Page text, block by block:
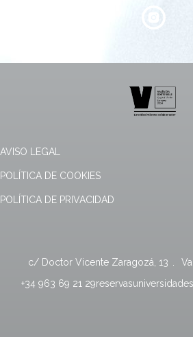
AVISO LEGAL
POLÍTICA DE COOKIES
POLÍTICA DE PRIVACIDAD
c/ Doctor Vicente Zaragozá, 13
+34 963 69 21 29